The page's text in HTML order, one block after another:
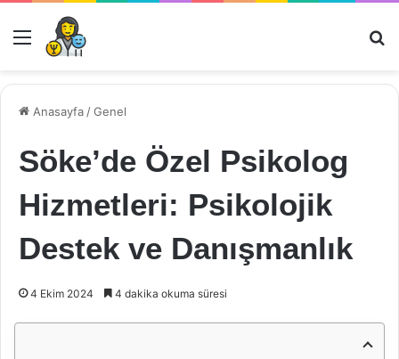
Menü
Anasayfa /Genel
Söke’de Özel Psikolog
Hizmetleri: Psikolojik
Destek ve Danışmanlık
4 Ekim 2024 4 dakika okuma süresi